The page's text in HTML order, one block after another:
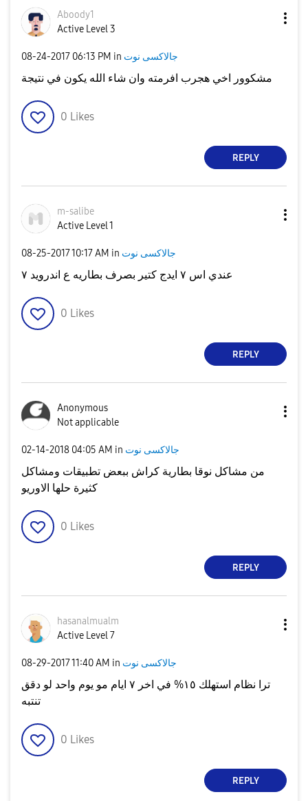
Aboody1
Active Level 3
‎08-24-2017 06:13 PM in جالاكسى نوت
مشكوور اخي هجرب افرمته وان شاء الله يكون في نتيجة
0 Likes
REPLY
m-salibe
Active Level 1
‎08-25-201710:17 AM in جالاكسى نوت
عندي اس ٧ ايدج كتير بصرف بطاريه ع اندرويد ٧
0 Likes
REPLY
Anonymous
Not applicable
‎02-14-2018 04:05 AM in جالاكسى نوت
من مشاكل نوقا بطارية كراش ببعض تطبيقات ومشاكل
كثيرة حلها الاوريو
0 Likes
REPLY
hasanalmualm
Active Level 7
‎08-29-201711:40 AM in جالاكسى نوت
ترا نظام استهلك ١٥% في اخر ٧ ايام مو يوم واحد لو دقق
تنتبه
0 Likes
REPLY